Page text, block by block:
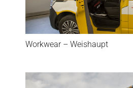
Workwear – Weishaupt